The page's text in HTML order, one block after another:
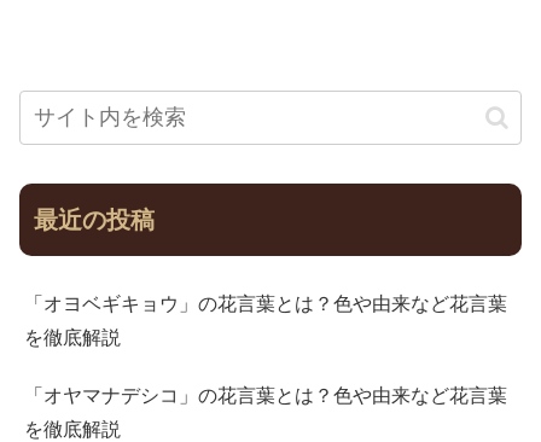
最近の投稿
「オヨベギキョウ」の花言葉とは？色や由来など花言葉
を徹底解説
「オヤマナデシコ」の花言葉とは？色や由来など花言葉
を徹底解説